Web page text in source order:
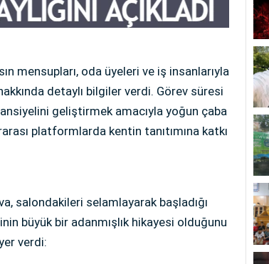
mensupları, oda üyeleri ve iş insanlarıyla
detaylı bilgiler verdi. Görev süresi
geliştirmek amacıyla yoğun çaba
platformlarda kentin tanıtımına katkı
salondakileri selamlayarak başladığı
büyük bir adanmışlık hikayesi olduğunu
verdi: